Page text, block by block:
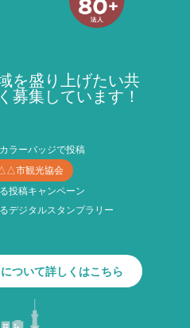
を盛り上げたい共
募集しています！
ラーバッジで投稿
市観光協会
投稿キャンペーン
デジタルスタンプラリー
ついて詳しくはこちら